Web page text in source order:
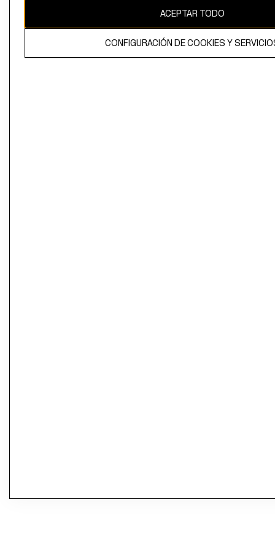
El contenido de esta página web está protegido por copyright y es
propiedad de H&M Hennes & Mauritz AB
ACEPTAR TODO
CONFIGURACIÓN DE COOKIES Y